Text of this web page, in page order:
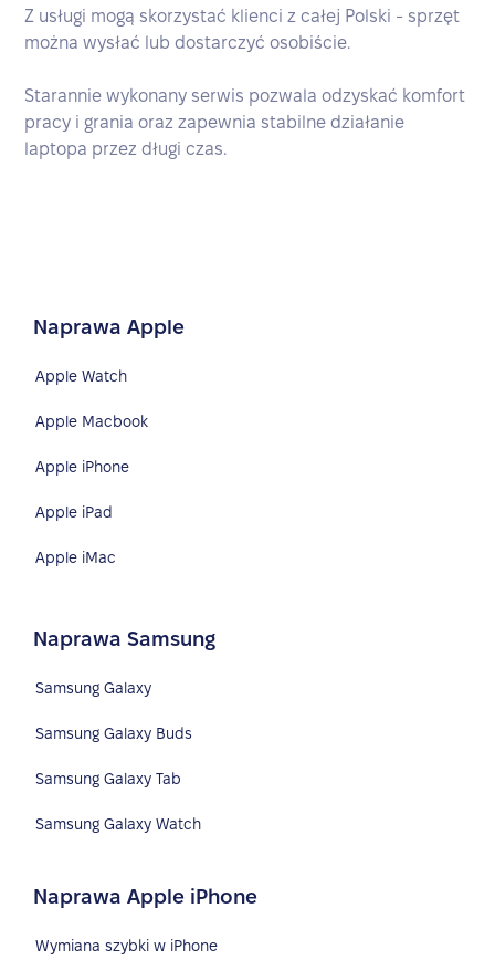
Z usługi mogą skorzystać klienci z całej Polski - sprzęt
można wysłać lub dostarczyć osobiście.
Starannie wykonany serwis pozwala odzyskać komfort
pracy i grania oraz zapewnia stabilne działanie
laptopa przez długi czas.
Naprawa Apple
Apple Watch
Apple Macbook
Apple iPhone
Apple iPad
Apple iMac
Naprawa Samsung
Samsung Galaxy
Samsung Galaxy Buds
Samsung Galaxy Tab
Samsung Galaxy Watch
Naprawa Apple iPhone
Wymiana szybki w iPhone